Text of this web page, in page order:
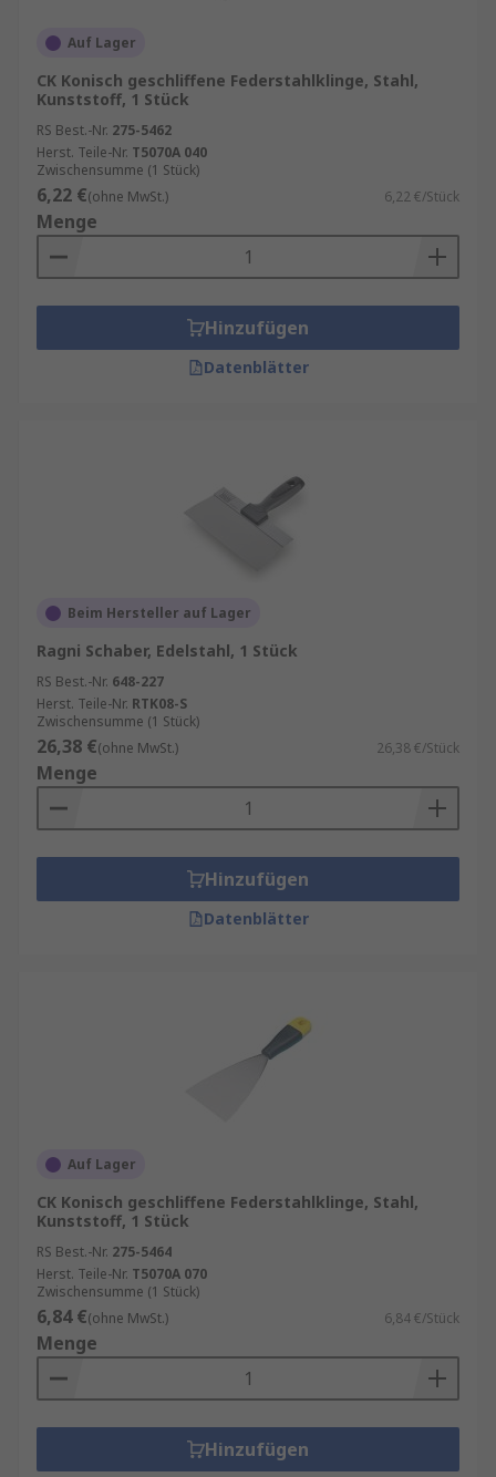
Auf Lager
CK Konisch geschliffene Federstahlklinge, Stahl,
Kunststoff, 1 Stück
RS Best.-Nr. 275-5462
Herst. Teile-Nr. T5070A 040
Zwischensumme (1 Stück)
6,22 €(ohne MwSt.) 6,22 €/Stück
Menge
Hinzufügen
Datenblätter
Beim Hersteller auf Lager
Ragni Schaber, Edelstahl, 1 Stück
RS Best.-Nr. 648-227
Herst. Teile-Nr. RTK08-S
Zwischensumme (1 Stück)
26,38 €(ohne MwSt.) 26,38 €/Stück
Menge
Hinzufügen
Datenblätter
Auf Lager
CK Konisch geschliffene Federstahlklinge, Stahl,
Kunststoff, 1 Stück
RS Best.-Nr. 275-5464
Herst. Teile-Nr. T5070A 070
Zwischensumme (1 Stück)
6,84 €(ohne MwSt.) 6,84 €/Stück
Menge
Hinzufügen